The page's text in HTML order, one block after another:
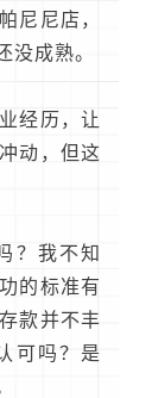
尼尼店，
没成熟。
经历，让
动，但这
？我不知
的标准有
款并不丰
可吗？是